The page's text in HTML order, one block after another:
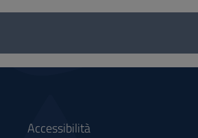
Accessibilità